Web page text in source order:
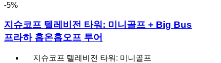
-5%
지슈코프 텔레비전 타워: 미니골프 + Big Bus
프라하 홉온홉오프 투어
지슈코프 텔레비전 타워: 미니골프